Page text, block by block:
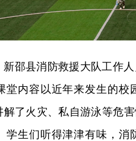
新邵县消防救援大队工作
堂内容以近年来发生的
解了火灾、私自游泳等危
学生们听得津津有味，消